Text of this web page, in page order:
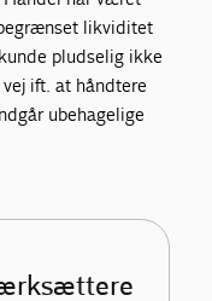
likviditet
pludselig ikke
ift. at håndtere
ubehagelige